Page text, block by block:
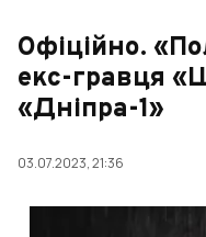
Офіційно.
екс-гравця
«Дніпра-1»
03.07.2023, 21:36